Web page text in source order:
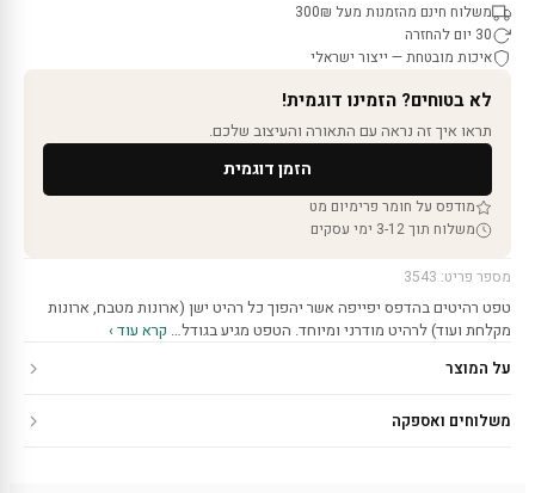
משלוח חינם מהזמנות מעל 300₪
30 יום להחזרה
איכות מובטחת — ייצור ישראלי
לא בטוחים? הזמינו דוגמית!
תראו איך זה נראה עם התאורה והעיצוב שלכם.
הזמן דוגמית
מודפס על חומר פרימיום מט
משלוח תוך 3-12 ימי עסקים
מספר פריט: 3543
טפט רהיטים בהדפס יפייפה אשר יהפוך כל רהיט ישן (ארונות מטבח, ארונות
מקלחת ועוד) לרהיט מודרני ומיוחד. הטפט מגיע בגודל… קרא עוד ›
על המוצר
משלוחים ואספקה